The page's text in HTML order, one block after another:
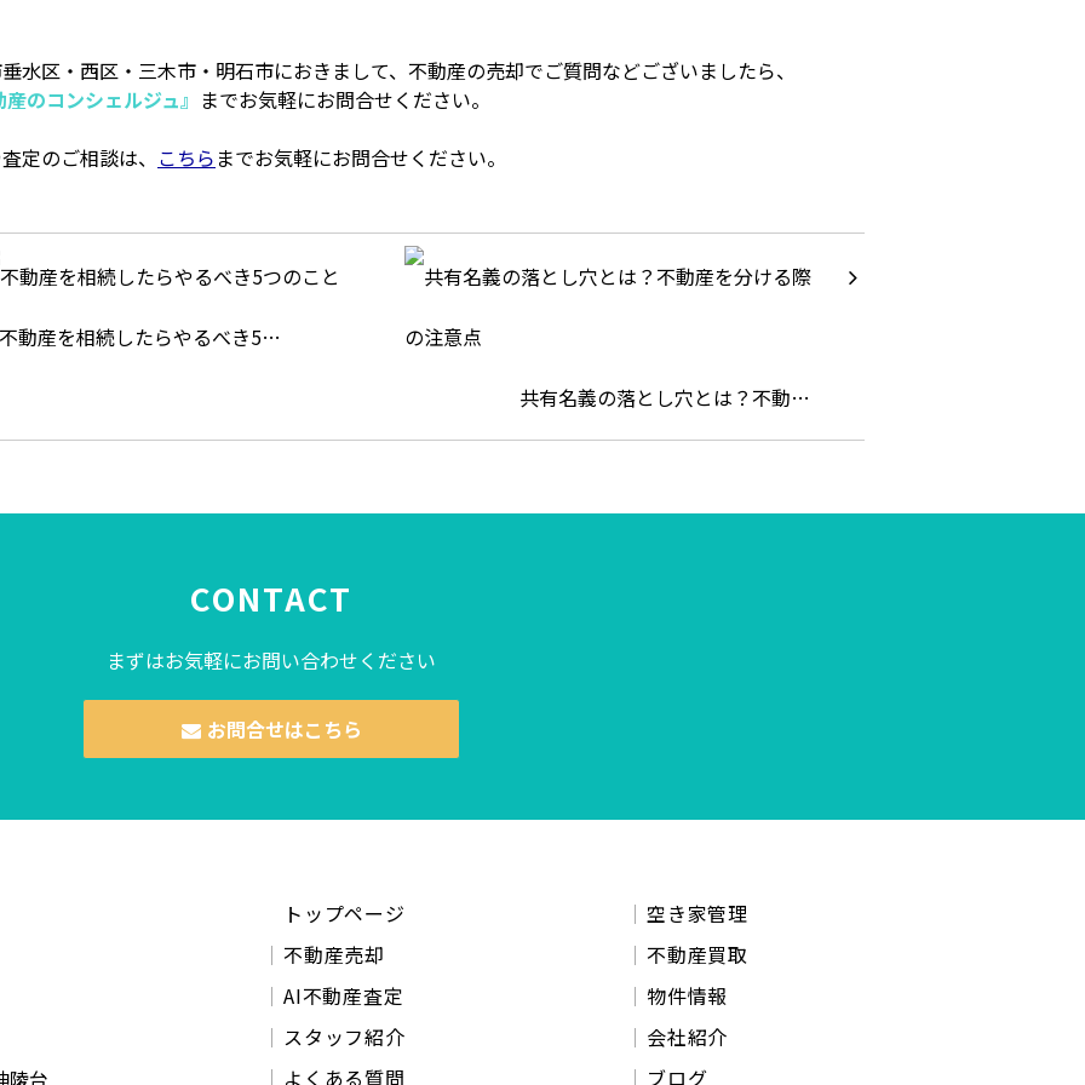
水区・西区・三木市・明石市におきまして、不動産の売却でご質問などございましたら、
産のコンシェルジュ』 までお気軽にお問合せください。
定のご相談は、 こちら までお気軽にお問合せください。
不動産を相続したらやるべき5…
共有名義の落とし穴とは？不動…
CONTACT
まずはお気軽にお問い合わせください
お問合せはこちら
陵台
トップページ
空き家管理
不動産売却
不動産買取
AI不動産査定
物件情報
スタッフ紹介
会社紹介
よくある質問
ブログ